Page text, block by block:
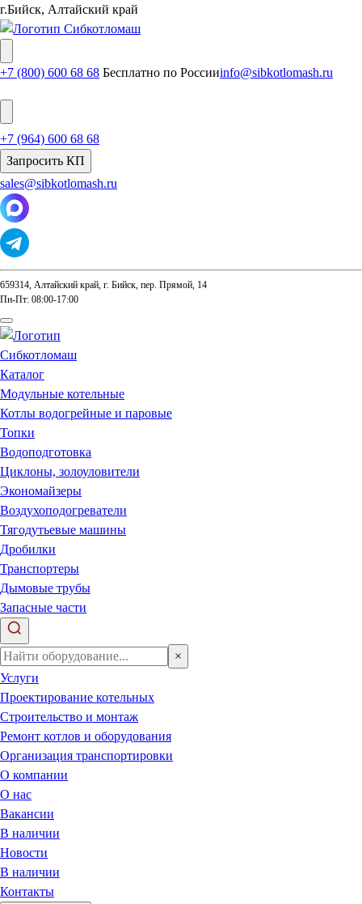
г.Бийск, Алтайский край
+7 (800) 600 68 68 Бесплатно по Россииinfo@sibkotlomash.ru
+7 (964) 600 68 68
Запросить КП
sales@sibkotlomash.ru
659314, Алтайский край, г. Бийск, пер. Прямой, 14
Пн-Пт: 08:00-17:00
Каталог
Модульные котельные
Котлы водогрейные и паровые
Топки
Водоподготовка
Циклоны, золоуловители
Экономайзеры
Воздухоподогреватели
Тягодутьевые машины
Дробилки
Транспортеры
Дымовые трубы
Запасные части
×
Услуги
Проектирование котельных
Строительство и монтаж
Ремонт котлов и оборудования
Организация транспортировки
О компании
О нас
Вакансии
В наличии
Новости
В наличии
Контакты